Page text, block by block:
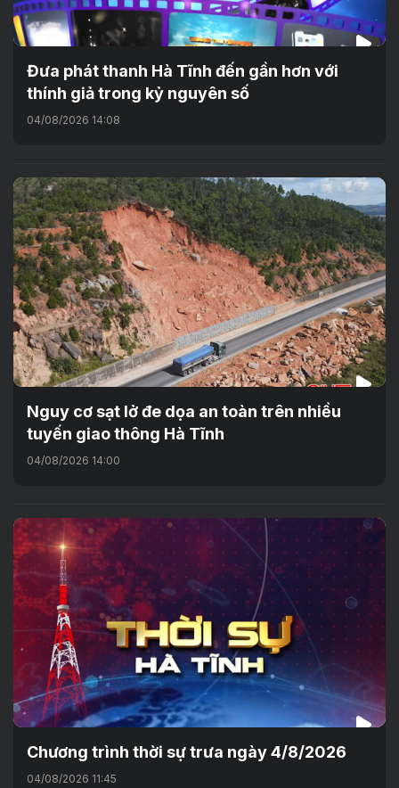
Đưa phát thanh Hà Tĩnh đến gần hơn với
thính giả trong kỷ nguyên số
04/08/2026 14:08
Nguy cơ sạt lở đe dọa an toàn trên nhiều
tuyến giao thông Hà Tĩnh
04/08/2026 14:00
Chương trình thời sự trưa ngày 4/8/2026
04/08/2026 11:45